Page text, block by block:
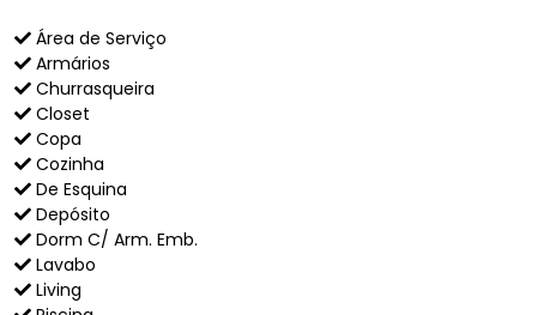
Área de Serviço
Armários
Churrasqueira
Closet
Copa
Cozinha
De Esquina
Depósito
Dorm C/ Arm. Emb.
Lavabo
Living